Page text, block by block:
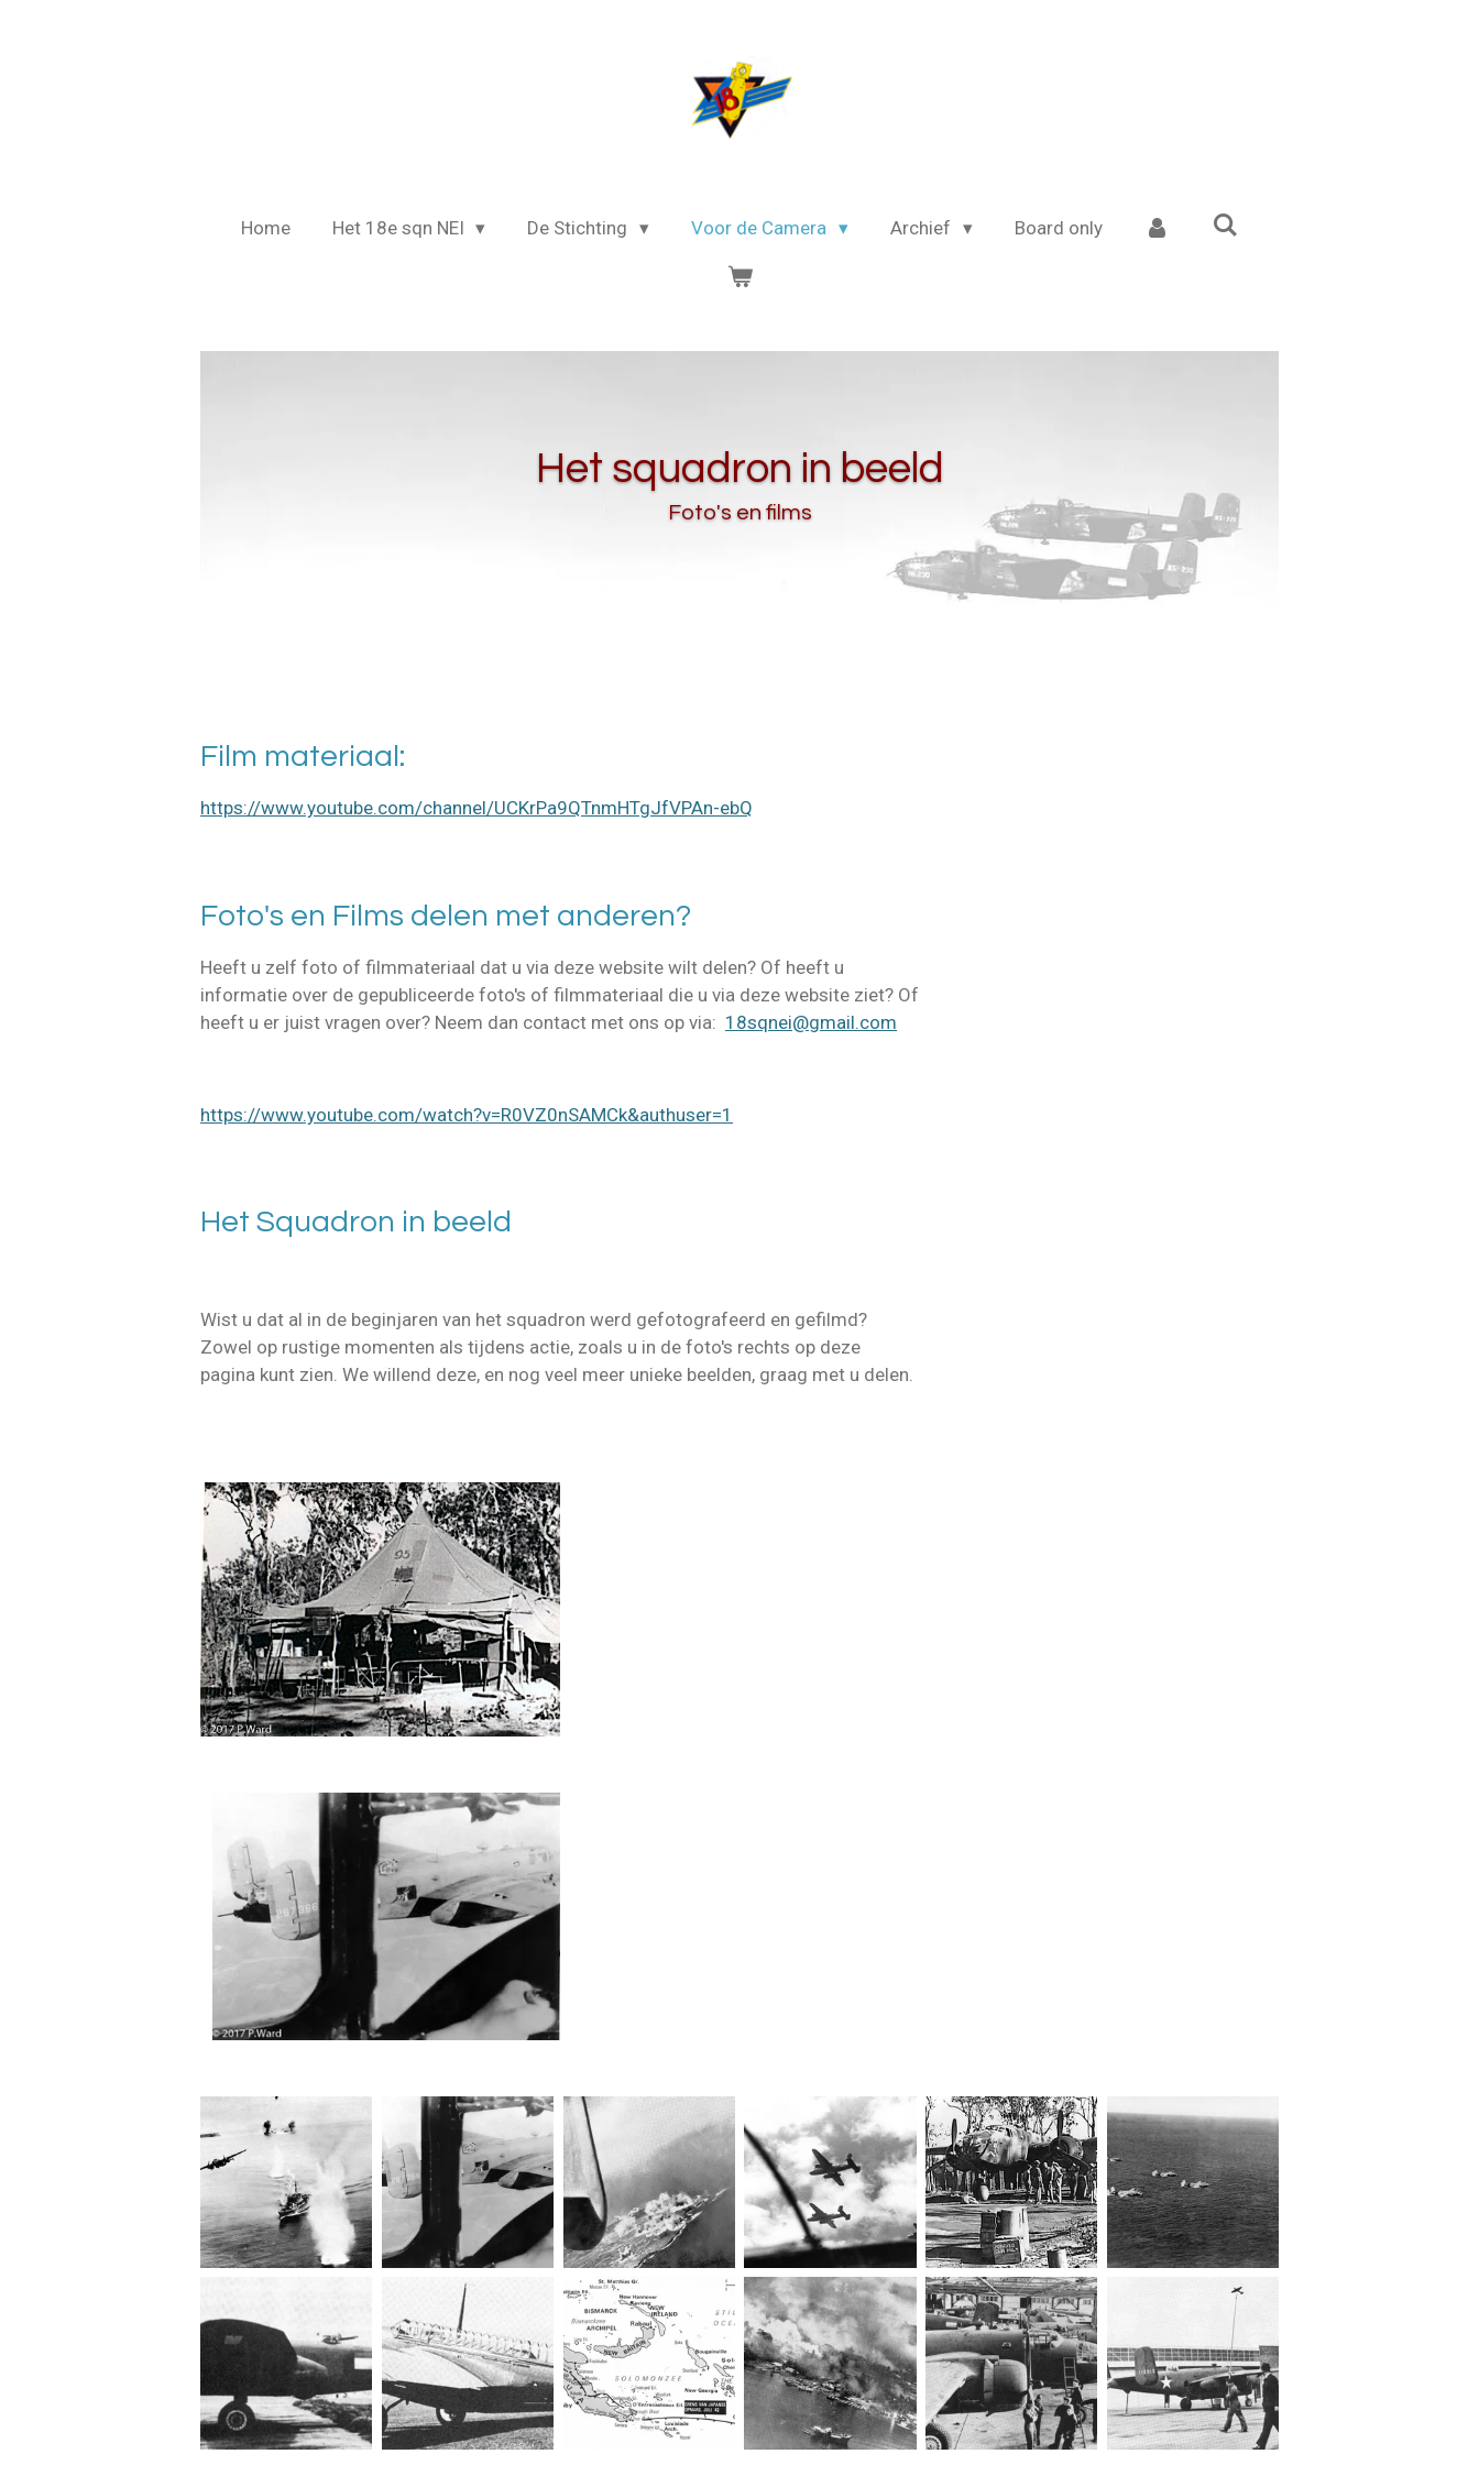
Home Het 18e sqn NEI De Stichting Voor de Camera Archief Board only
Het squadron in beeld
Foto's en films
Film materiaal:
https://www.youtube.com/channel/UCKrPa9QTnmHTgJfVPAn-ebQ
Foto's en Films delen met anderen?
Heeft u zelf foto of filmmateriaal dat u via deze website wilt delen? Of heeft u
informatie over de gepubliceerde foto's of filmmateriaal die u via deze website ziet? Of
heeft u er juist vragen over? Neem dan contact met ons op via: 18sqnei@gmail.com
https://www.youtube.com/watch?v=R0VZ0nSAMCk&authuser=1
Het Squadron in beeld
Wist u dat al in de beginjaren van het squadron werd gefotografeerd en gefilmd?
Zowel op rustige momenten als tijdens actie, zoals u in de foto's rechts op deze
pagina kunt zien. We willend deze, en nog veel meer unieke beelden, graag met u delen.